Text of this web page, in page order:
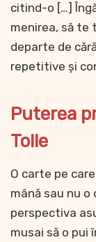
citind-o […]
menirea, să te
departe de
repetitive și
Puterea
Tolle
O carte pe
mână sau nu
perspectiva
musai să o pui